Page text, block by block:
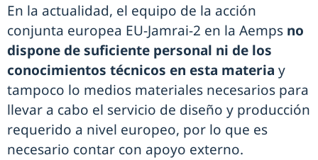
En la actualidad, el equipo de la acción
conjunta europea EU-Jamrai-2 en la Aemps no
dispone de suficiente personal ni de los
conocimientos técnicos en esta materia y
tampoco lo medios materiales necesarios para
llevar a cabo el servicio de diseño y producción
requerido a nivel europeo, por lo que es
necesario contar con apoyo externo.